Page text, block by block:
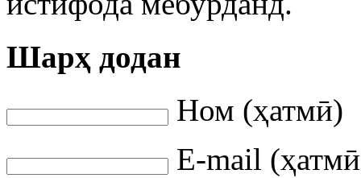
Шарҳ додан
Ном (ҳатмӣ)
E-mail